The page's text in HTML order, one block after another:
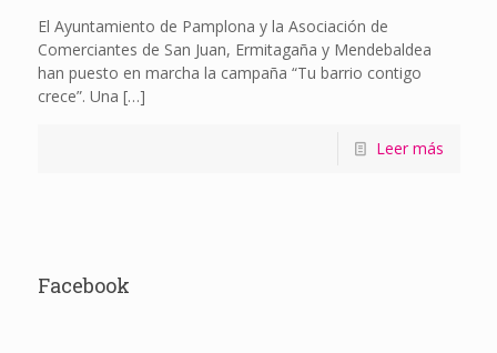
El Ayuntamiento de Pamplona y la Asociación de
Comerciantes de San Juan, Ermitagaña y Mendebaldea
han puesto en marcha la campaña “Tu barrio contigo
crece”. Una […]
Leer más
Facebook